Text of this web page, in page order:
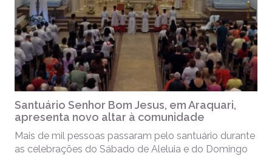
Santuário Senhor Bom Jesus, em Araquari,
apresenta novo altar à comunidade
Mais de mil pessoas passaram pelo santuário durante
as celebrações do Sábado de Aleluia e do Domingo